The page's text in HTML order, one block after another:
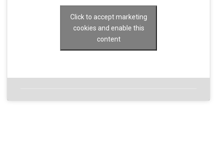
Click to accept marketing
cookies and enable this
content